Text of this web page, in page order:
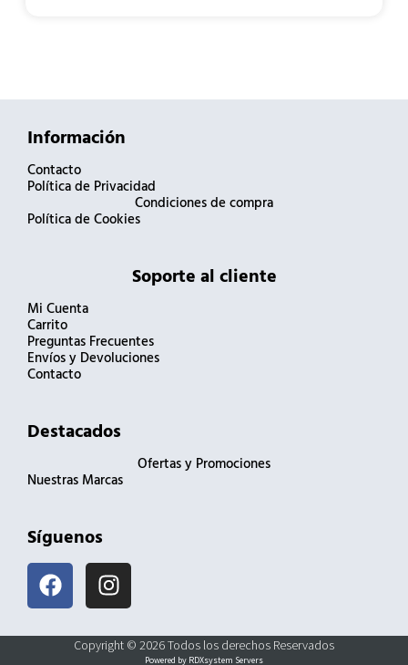
Información
Contacto
Política de Privacidad
Condiciones de compra
Política de Cookies
Soporte al cliente
Mi Cuenta
Carrito
Preguntas Frecuentes
Envíos y Devoluciones
Contacto
Destacados
Ofertas y Promociones
Nuestras Marcas
Síguenos
F
a
e
I
n
t
Copyright © 2026 Todos los derechos Reservados
Powered by RDXsystem Servers